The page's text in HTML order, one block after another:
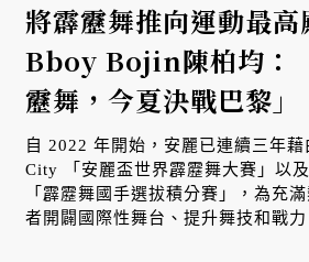
將霹靂舞推向運動最
Bboy Bojin陳柏均：
靂舞，今夏決戰巴黎」
自 2022 年開始，安麗已連續三年
City 「安麗盃世界霹靂舞大賽」以
「霹靂舞國手選拔積分賽」，為充
者開闢國際性舞台、提升舞技和戰